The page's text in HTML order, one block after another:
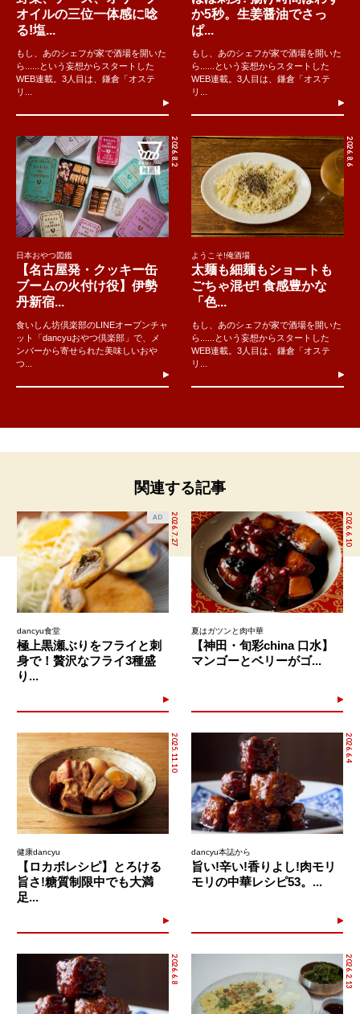
オイルの三位一体感に唸
る!塩...
もし、あのシェフが家で酒場を開いた
ら......という妄想からスタートした
WEB連載。3人目は、鎌倉「オステ
リ...
か5秒。生姜醤油でさっ
ぱ...
もし、あのシェフが家で酒場を開いた
ら......という妄想からスタートした
WEB連載。3人目は、鎌倉「オステ
リ...
2026.8.2
日本おやつ図鑑
【名古屋発・クッキー缶
ブームの火付け役】伊勢
丹新宿...
食いしん坊倶楽部のLINEオープンチャ
ット「dancyuおやつ倶楽部」で、メ
ンバーから寄せられた美味しいおや
つ...
2026.8.6
ようこそ!俺酒場
太麺も細麺もショートも
ごちゃ混ぜ! 食感豊かな
「色...
もし、あのシェフが家で酒場を開いた
ら......という妄想からスタートした
WEB連載。3人目は、鎌倉「オステ
リ...
関連する記事
2026.7.27
AD
dancyu食堂
極上黒瀬ぶりをフライと刺
身で！贅沢なフライ3種盛
り...
2026.6.10
夏はガツンと肉中華
【神田・旬彩china 口水】
マンゴーとベリーがゴ...
2025.11.10
健康dancyu
【ロカボレシピ】とろける
旨さ!糖質制限中でも大満
足...
2026.6.4
dancyu本誌から
旨い!辛い!香りよし!肉モリ
モリの中華レシピ53。...
2026.6.8 2026.2.13